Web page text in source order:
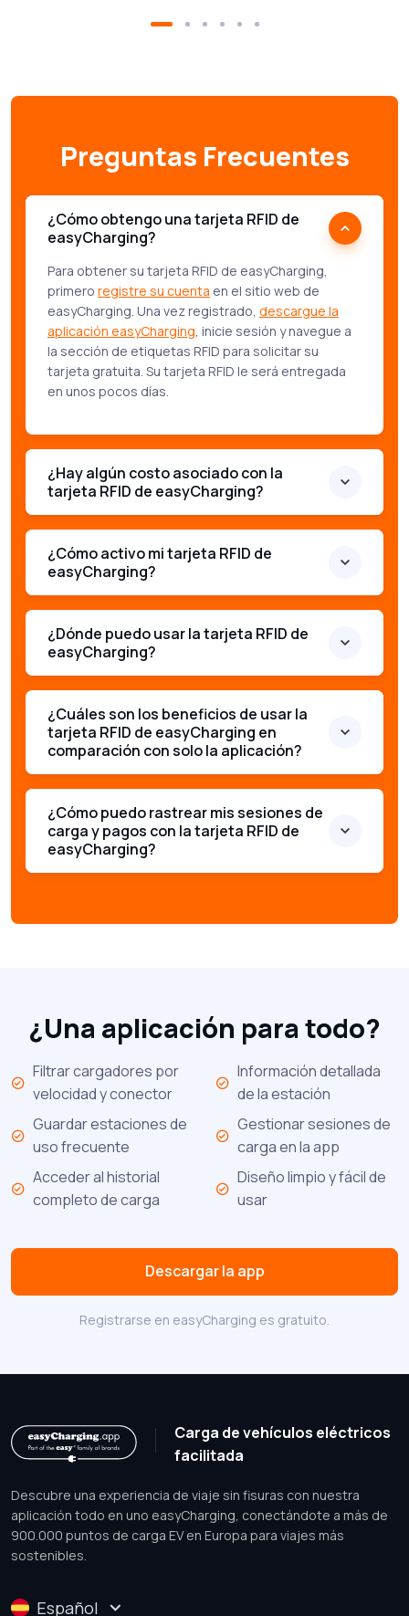
Preguntas Frecuentes
¿Cómo obtengo una tarjeta RFID de
easyCharging?
Para obtener su tarjeta RFID de easyCharging,
primero registre su cuenta en el sitio web de
easyCharging. Una vez registrado, descargue la
aplicación easyCharging , inicie sesión y navegue a
la sección de etiquetas RFID para solicitar su
tarjeta gratuita. Su tarjeta RFID le será entregada
en unos pocos días.
¿Hay algún costo asociado con la
tarjeta RFID de easyCharging?
¿Cómo activo mi tarjeta RFID de
easyCharging?
¿Dónde puedo usar la tarjeta RFID de
easyCharging?
¿Cuáles son los beneficios de usar la
tarjeta RFID de easyCharging en
comparación con solo la aplicación?
¿Cómo puedo rastrear mis sesiones de
carga y pagos con la tarjeta RFID de
easyCharging?
¿Una aplicación para todo?
Filtrar cargadores por
velocidad y conector
Información detallada
de la estación
Guardar estaciones de
uso frecuente
Gestionar sesiones de
carga en la app
Acceder al historial
completo de carga
Diseño limpio y fácil de
usar
Descargar la app
Registrarse en easyCharging es gratuito.
Carga de vehículos eléctricos
facilitada
Descubre una experiencia de viaje sin fisuras con nuestra
aplicación todo en uno easyCharging, conectándote a más de
900.000 puntos de carga EV en Europa para viajes más
sostenibles.
Español